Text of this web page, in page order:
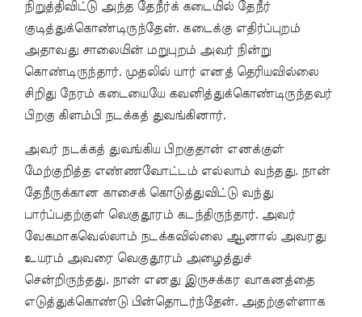
நிறுத்திவிட்டு அந்த தேநீர்க் கடையில் தேநீர்
குடித்துக்கொண்டிருந்தேன். கடைக்கு எதிர்ப்புறம்
அதாவது சாலையின் மறுபுறம் அவர் நின்று
கொண்டிருந்தார். முதலில் யார் எனத் தெரியவில்லை
சிறிது நேரம் கடையையே கவனித்துக்கொண்டிருந்தவர்
பிறகு கிளம்பி நடக்கத் துவங்கினார்.
அவர் நடக்கத் துவங்கிய பிறகுதான் எனக்குள்
மேற்குறித்த எண்ணவோட்டம் எல்லாம் வந்தது. நான்
தேநீருக்கான காசைக் கொடுத்துவிட்டு வந்து
பார்ப்பதற்குள் வெகுதூரம் கடந்திருந்தார். அவர்
வேகமாகவெல்லாம் நடக்கவில்லை ஆனால் அவரது
உயரம் அவரை வெகுதூரம் அழைத்துச்
சென்றிருந்தது. நான் எனது இருசக்கர வாகனத்தை
எடுத்துக்கொண்டு பின்தொடர்ந்தேன். அதற்குள்ளாக